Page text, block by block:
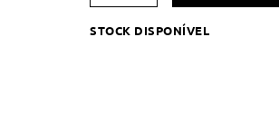
Inox
STOCK DISPONÍVEL